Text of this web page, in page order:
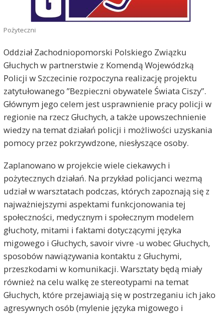
Pożyteczni
Oddział Zachodniopomorski Polskiego Związku
Głuchych w partnerstwie z Komendą Wojewódzką
Policji w Szczecinie rozpoczyna realizację projektu
zatytułowanego ”Bezpieczni obywatele Świata Ciszy”.
Głównym jego celem jest usprawnienie pracy policji w
regionie na rzecz Głuchych, a także upowszechnienie
wiedzy na temat działań policji i możliwości uzyskania
pomocy przez pokrzywdzone, niesłyszące osoby.
Zaplanowano w projekcie wiele ciekawych i
pożytecznych działań. Na przykład policjanci wezmą
udział w warsztatach podczas, których zapoznają się z
najważniejszymi aspektami funkcjonowania tej
społeczności, medycznym i społecznym modelem
głuchoty, mitami i faktami dotyczącymi języka
migowego i Głuchych, savoir vivre -u wobec Głuchych,
sposobów nawiązywania kontaktu z Głuchymi,
przeszkodami w komunikacji. Warsztaty będą miały
również na celu walkę ze stereotypami na temat
Głuchych, które przejawiają się w postrzeganiu ich jako
agresywnych osób (mylenie języka migowego i